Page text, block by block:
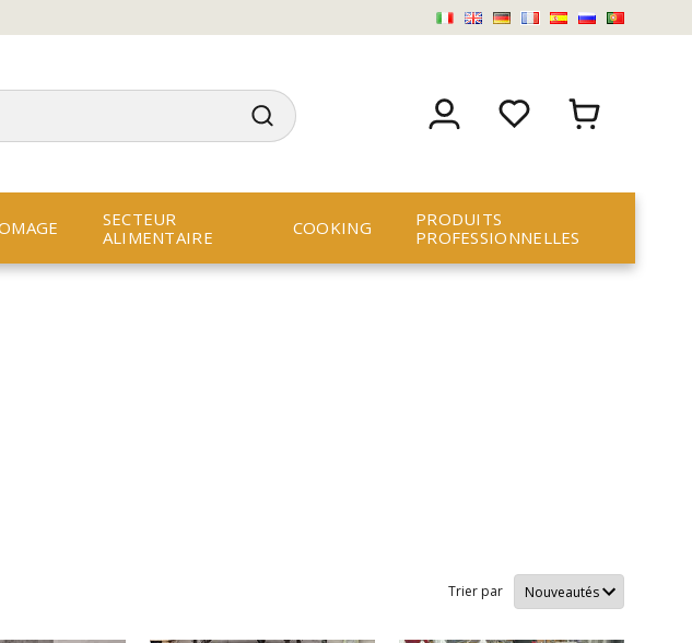
SECTEUR
ALIMENTAIRE
COOKING
PRODUITS
PROFESSIONNELLES
Trier par